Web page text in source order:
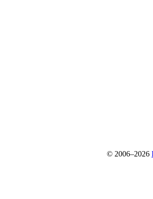
© 2006–2026